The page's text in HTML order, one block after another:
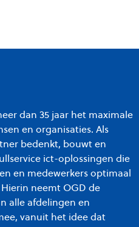
dan 35 jaar het maximale
en organisaties. Als
bedenkt, bouwt en
ict-oplossingen die
en medewerkers optimaal
neemt OGD de
alle afdelingen en
vanuit het idee dat